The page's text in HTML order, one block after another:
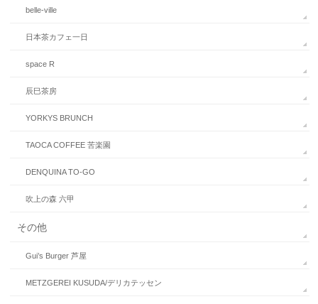
belle-ville
日本茶カフェ一日
space R
辰巳茶房
YORKYS BRUNCH
TAOCA COFFEE 苦楽園
DENQUINA TO-GO
吹上の森 六甲
その他
Gui’s Burger 芦屋
METZGEREI KUSUDA/デリカテッセン